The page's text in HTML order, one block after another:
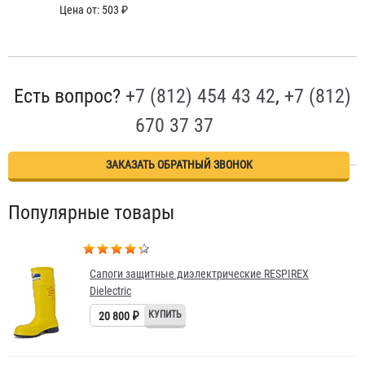
Цена от: 503 ₽
Есть вопрос? +7 (812) 454 43 42, +7 (812)
670 37 37
ЗАКАЗАТЬ ОБРАТНЫЙ ЗВОНОК
Популярные товары
Сапоги защитные диэлектрические RESPIREX
Dielectric
20 800 ₽